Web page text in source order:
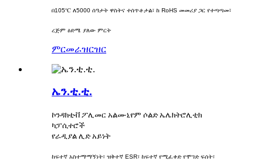
በ105℃ ለ5000 ሰዓታት ዋስትና ተሰጥቶታል፣ ከ RoHS መመሪያ ጋር የተጣጣመ፣
ረጅም ዕድሜ ያለው ምርት
ምርመራዝርዝር
ኤን.ቲ.ቲ.
ኮንዳክቲቭ ፖሊመር አልሙኒየም ሶልድ ኤሌክትሮሊቲክ
ካፓሲተሮች
የራዲያል ሊድ አይነት
ከፍተኛ አስተማማኝነት፣ ዝቅተኛ ESR፣ ከፍተኛ የሚፈቀድ የሞገድ ፍሰት፣